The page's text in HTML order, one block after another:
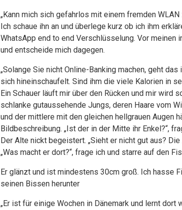
„Kann mich sich gefahrlos mit einem fremden WLAN
Ich schaue ihn an und überlege kurz ob ich ihm
WhatsApp end to end Verschlüsselung. Vor
und entscheide mich dagegen.
„Solange Sie nicht Online-Banking machen, geht
sich hineinschaufelt. Sind ihm die viele Kalorien in
Ein Schauer läuft mir über den Rücken und mir wird
schlanke gutaussehende Jungs, deren Haare vom
und der mittlere mit den gleichen hellgrauen Augen
Bildbeschreibung. „Ist der in der Mitte ihr Enkel?“,
Der Alte nickt begeistert. „Sieht er nicht gut aus?
„Was macht er dort?“, frage ich und starre auf den
Er glänzt und ist mindestens 30cm groß. Ich hasse
seinen Bissen herunter
„Er ist für einige Wochen in Dänemark und lernt